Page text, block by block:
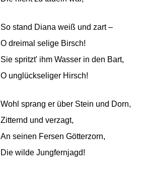
So stand Diana weiß und zart –
O dreimal selige Birsch!
Sie spritzt' ihm Wasser in den Bart,
O unglückseliger Hirsch!
Wohl sprang er über Stein und Dorn,
Zitternd und verzagt,
An seinen Fersen Götterzorn,
Die wilde Jungfernjagd!